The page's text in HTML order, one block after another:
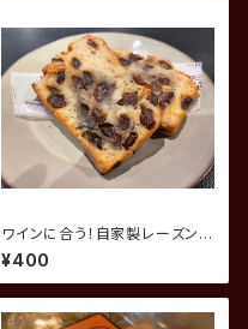
ワインに合う！自家製レーズンパ
ン 2枚
¥400